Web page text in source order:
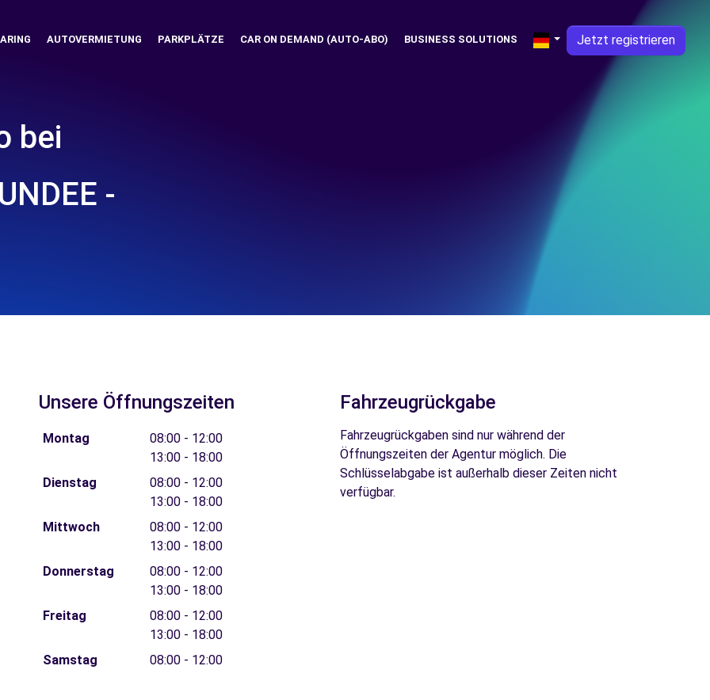
AUTOVERMIETUNG PARKPLÄTZE CAR ON DEMAND (AUTO-ABO) BUSINESS SOLUTIONS Jetzt registrieren
bei
-
Unsere Öffnungszeiten
Montag
08:00 - 12:00
13:00 - 18:00
Dienstag
08:00 - 12:00
13:00 - 18:00
Mittwoch
08:00 - 12:00
13:00 - 18:00
Donnerstag
08:00 - 12:00
13:00 - 18:00
Freitag
08:00 - 12:00
13:00 - 18:00
Samstag
08:00 - 12:00
Fahrzeugrückgabe
Fahrzeugrückgaben sind nur während der
Öffnungszeiten der Agentur möglich. Die
Schlüsselabgabe ist außerhalb dieser Zeiten nicht
verfügbar.